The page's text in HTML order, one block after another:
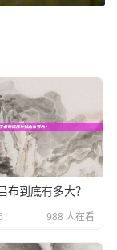
布到底有多大？
988 人在看